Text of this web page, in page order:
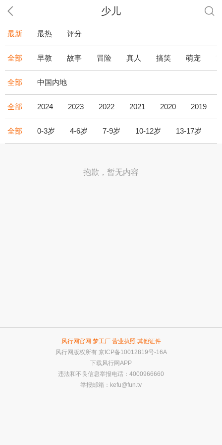
少儿
最新 最热 评分
全部 早教 故事 冒险 真人 搞笑 萌宠
全部 中国内地
全部 2024 2023 2022 2021 2020 2019
全部 0-3岁 4-6岁 7-9岁 10-12岁 13-17岁
抱歉，暂无内容
风行网官网 梦工厂 营业执照 其他证件
风行网版权所有 京ICP备10012819号-16A
下载风行网APP
违法和不良信息举报电话：4000966660
举报邮箱： kefu@fun.tv